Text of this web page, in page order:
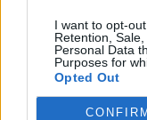
I want to opt-
Retention,
Personal Data
Purposes for
Opted Out